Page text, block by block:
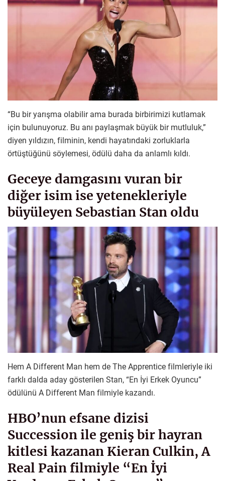
“Bu bir yarışma olabilir ama burada birbirimizi kutlamak
için bulunuyoruz. Bu anı paylaşmak büyük bir mutluluk,”
diyen yıldızın, filminin, kendi hayatındaki zorluklarla
örtüştüğünü söylemesi, ödülü daha da anlamlı kıldı.
Geceye damgasını vuran bir
diğer isim ise yetenekleriyle
büyüleyen Sebastian Stan oldu
Hem A Different Man hem de The Apprentice filmleriyle iki
farklı dalda aday gösterilen Stan, “En İyi Erkek Oyuncu”
ödülünü A Different Man filmiyle kazandı.
HBO’nun efsane dizisi
Succession ile geniş bir hayran
kitlesi kazanan Kieran Culkin, A
Real Pain filmiyle “En İyi